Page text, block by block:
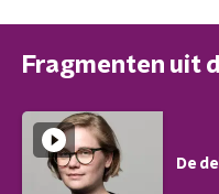
Fragmenten uit
De